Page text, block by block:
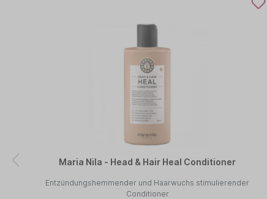
Maria Nila - Head & Hair Heal Conditioner
Entzündungshemmender und Haarwuchs stimulierender
Conditioner